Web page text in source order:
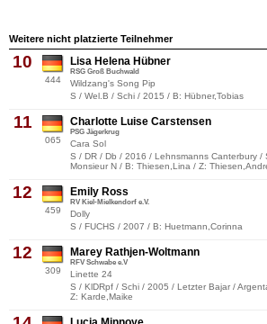
Weitere nicht platzierte Teilnehmer
10
444
Lisa Helena Hübner
RSG Groß Buchwald
Wildzang's Song Pip
S / Wel.B / Schi / 2015 / B: Hübner,Tobias
11
065
Charlotte Luise Carstensen
PSG Jägerkrug
Cara Sol
S / DR / Db / 2016 / Lehnsmanns Canterbury /
Monsieur N / B: Thiesen,Lina / Z:
12
459
Emily Ross
RV Kiel-Mielkendorf e.V.
Dolly
S / FUCHS / 2007 / B: Huetmann,Corinna
12
309
Marey Rathjen-Woltmann
RFV Schwabe e.V
Linette 24
S / KlDRpf / Schi / 2005 / Letzter Bajar /
Z: Karde,Maike